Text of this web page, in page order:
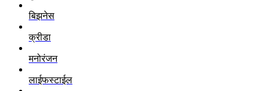
बिझनेस
क्रीडा
मनोरंजन
लाईफस्टाईल